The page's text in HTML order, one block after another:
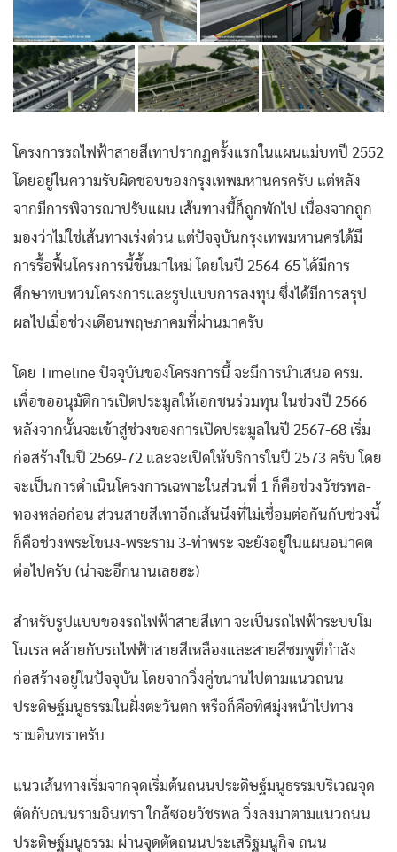
โครงการรถไฟฟ้าสายสีเทาปรากฏครั้งแรกในแผนแม่บทปี 2552
โดยอยู่ในความรับผิดชอบของกรุงเทพมหานครครับ แต่หลัง
จากมีการพิจารณาปรับแผน เส้นทางนี้ก็ถูกพักไป เนื่องจากถูก
มองว่าไม่ใช่เส้นทางเร่งด่วน แต่ปัจจุบันกรุงเทพมหานครได้มี
การรื้อฟื้นโครงการนี้ขึ้นมาใหม่ โดยในปี 2564-65 ได้มีการ
ศึกษาทบทวนโครงการและรูปแบบการลงทุน ซึ่งได้มีการสรุป
ผลไปเมื่อช่วงเดือนพฤษภาคมที่ผ่านมาครับ
โดย Timeline ปัจจุบันของโครงการนี้ จะมีการนำเสนอ ครม.
เพื่อขออนุมัติการเปิดประมูลให้เอกชนร่วมทุน ในช่วงปี 2566
หลังจากนั้นจะเข้าสู่ช่วงของการเปิดประมูลในปี 2567-68 เริ่ม
ก่อสร้างในปี 2569-72 และจะเปิดให้บริการในปี 2573 ครับ โดย
จะเป็นการดำเนินโครงการเฉพาะในส่วนที่ 1 ก็คือช่วงวัชรพล-
ทองหล่อก่อน ส่วนสายสีเทาอีกเส้นนึงที่ไม่เชื่อมต่อกันกับช่วงนี้
ก็คือช่วงพระโขนง-พระราม 3-ท่าพระ จะยังอยู่ในแผนอนาคต
ต่อไปครับ (น่าจะอีกนานเลยฮะ)
สำหรับรูปแบบของรถไฟฟ้าสายสีเทา จะเป็นรถไฟฟ้าระบบโม
โนเรล คล้ายกับรถไฟฟ้าสายสีเหลืองและสายสีชมพูที่กำลัง
ก่อสร้างอยู่ในปัจจุบัน โดยจากวิ่งคู่ขนานไปตามแนวถนน
ประดิษฐ์มนูธรรมในฝั่งตะวันตก หรือก็คือทิศมุ่งหน้าไปทาง
รามอินทราครับ
แนวเส้นทางเริ่มจากจุดเริ่มต้นถนนประดิษฐ์มนูธรรมบริเวณจุด
ตัดกับถนนรามอินทรา ใกล้ซอยวัชรพล วิ่งลงมาตามแนวถนน
ประดิษฐ์มนูธรรม ผ่านจุดตัดถนนประเสริฐมนูกิจ ถนน